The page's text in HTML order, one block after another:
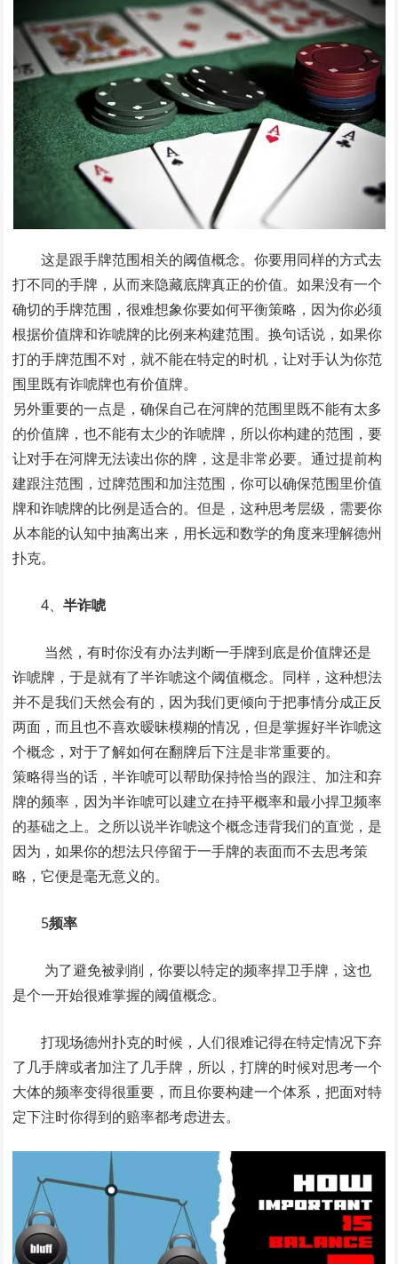
这是跟手牌范围相关的阈值概念。你要用同样的方式去
打不同的手牌，从而来隐藏底牌真正的价值。如果没有一个
确切的手牌范围，很难想象你要如何平衡策略，因为你必须
根据价值牌和诈唬牌的比例来构建范围。换句话说，如果你
打的手牌范围不对，就不能在特定的时机，让对手认为你范
围里既有诈唬牌也有价值牌。
另外重要的一点是，确保自己在河牌的范围里既不能有太多
的价值牌，也不能有太少的诈唬牌，所以你构建的范围，要
让对手在河牌无法读出你的牌，这是非常必要。通过提前构
建跟注范围，过牌范围和加注范围，你可以确保范围里价值
牌和诈唬牌的比例是适合的。但是，这种思考层级，需要你
从本能的认知中抽离出来，用长远和数学的角度来理解德州
扑克。
4、半诈唬
当然，有时你没有办法判断一手牌到底是价值牌还是
诈唬牌，于是就有了半诈唬这个阈值概念。同样，这种想法
并不是我们天然会有的，因为我们更倾向于把事情分成正反
两面，而且也不喜欢暧昧模糊的情况，但是掌握好半诈唬这
个概念，对于了解如何在翻牌后下注是非常重要的。
策略得当的话，半诈唬可以帮助保持恰当的跟注、加注和弃
牌的频率，因为半诈唬可以建立在持平概率和最小捍卫频率
的基础之上。之所以说半诈唬这个概念违背我们的直觉，是
因为，如果你的想法只停留于一手牌的表面而不去思考策
略，它便是毫无意义的。
5频率
为了避免被剥削，你要以特定的频率捍卫手牌，这也
是个一开始很难掌握的阈值概念。
打现场德州扑克的时候，人们很难记得在特定情况下弃
了几手牌或者加注了几手牌，所以，打牌的时候对思考一个
大体的频率变得很重要，而且你要构建一个体系，把面对特
定下注时你得到的赔率都考虑进去。